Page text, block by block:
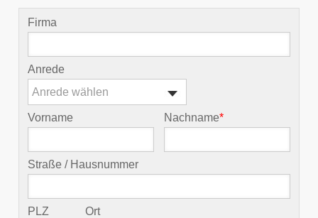
Firma
Anrede
Anrede wählen
Vorname Nachname*
Straße / Hausnummer
PLZ Ort